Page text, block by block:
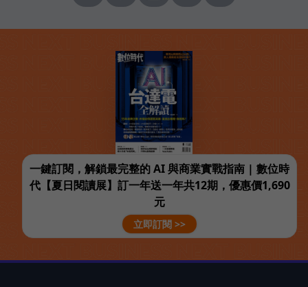
一鍵訂閱，解鎖最完整的 AI 與商業實戰指南 | 數位時
代【夏日閱讀展】訂一年送一年共12期，優惠價1,690
元
立即訂閱 >>